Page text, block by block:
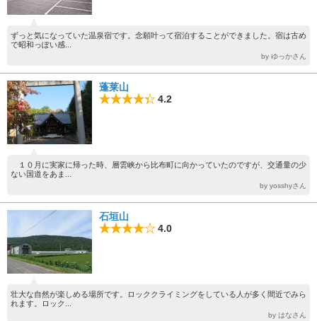
ずっと気になっていた温泉宿です。念願叶って宿泊することができました。宿は古め
で昭和っぽい感...
by ゆっかさん
蓬莱山
4.2
１０月に実家に帰った時、層雲峡から比布町に向かっていたのですが、交通量の少
ない国道をあま...
by yosshyさん
石垣山
4.0
壮大な自然が楽しめる場所です。ロッククライミングをしている人が多く間近でみら
れます。ロック...
by はなさん